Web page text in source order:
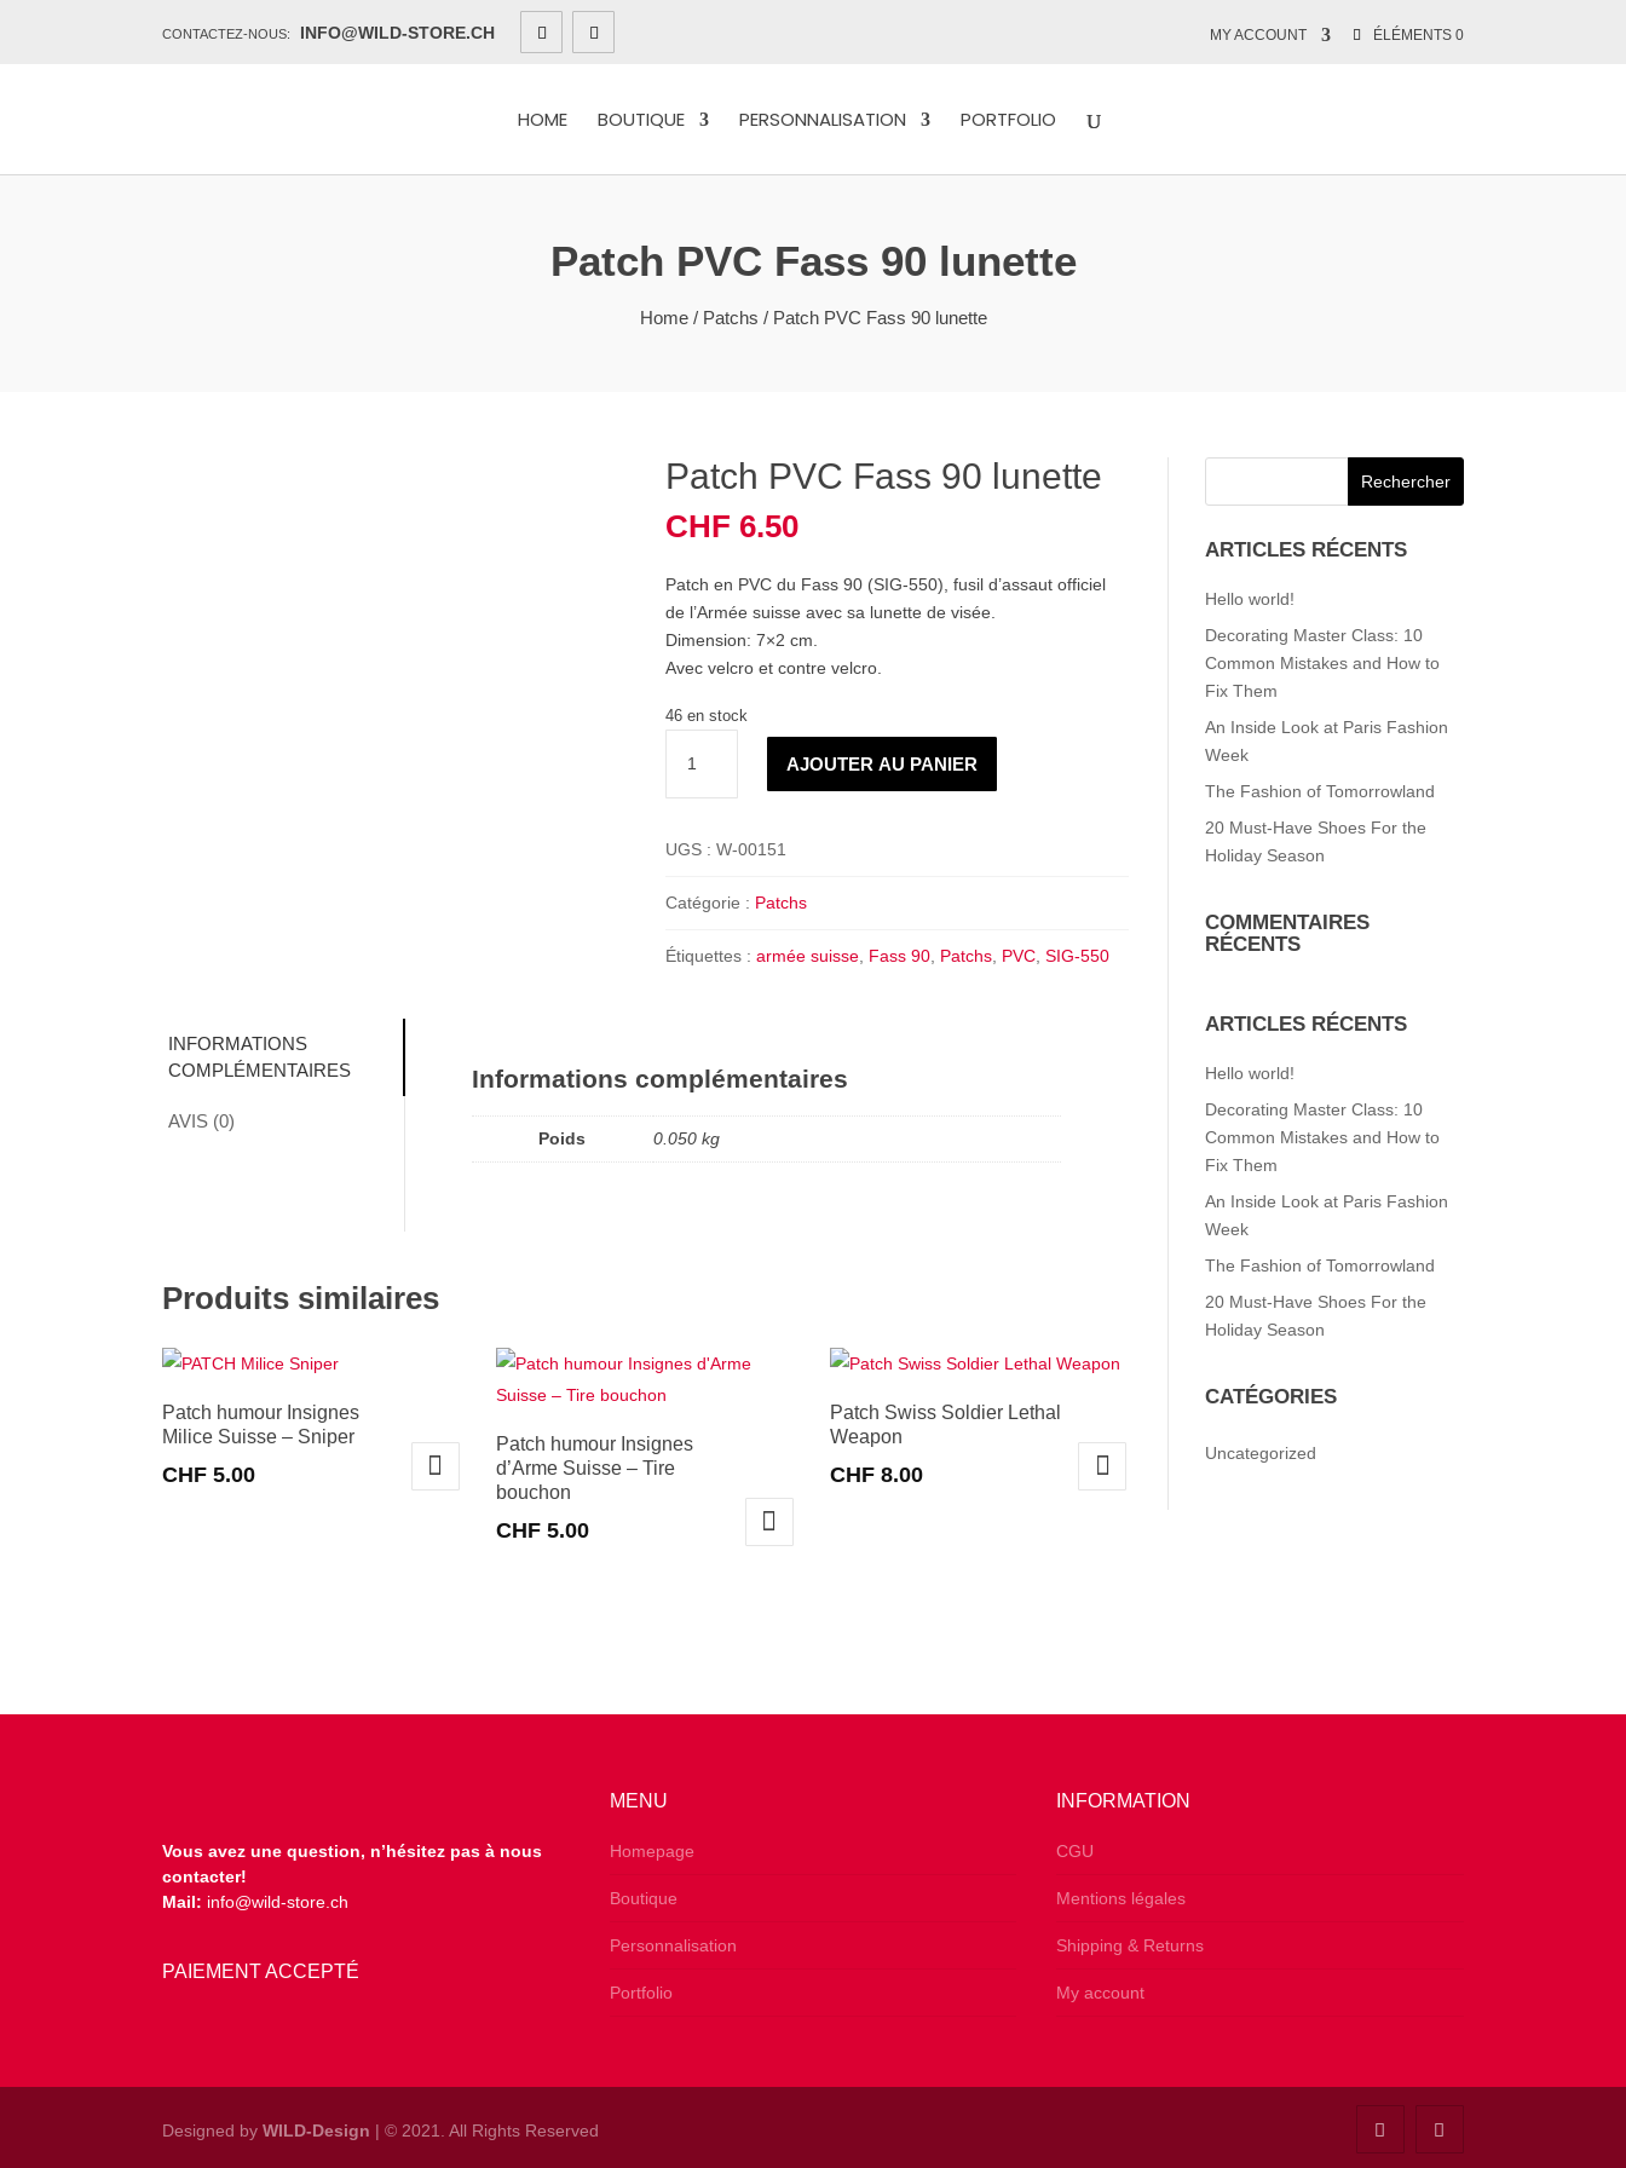
CONTACTEZ-NOUS: INFO@WILD-STORE.CH MY ACCOUNT ÉLÉMENTS 0
HOME BOUTIQUE PERSONNALISATION PORTFOLIO
Patch PVC Fass 90 lunette
Home/ Patchs / Patch PVC Fass 90 lunette
Patch PVC Fass 90 lunette
CHF 6.50
Patch en PVC du Fass 90 (SIG-550), fusil d’assaut officiel
de l’Armée suisse avec sa lunette de visée.
Dimension: 7×2 cm.
Avec velcro et contre velcro.
46 en stock
Patch
Fass
lunette
AJOUTER AU PANIER
UGS : W-00151
Catégorie : Patchs
Étiquettes : armée suisse, Fass 90, Patchs, PVC, SIG-550
INFORMATIONS
COMPLÉMENTAIRES
AVIS (0)
Informations complémentaires
Poids 0.050 kg
Produits similaires
Patch humour Insignes
Milice Suisse – Sniper
CHF 5.00
Patch humour Insignes
d’Arme Suisse – Tire
bouchon
CHF 5.00
Patch Swiss Soldier Lethal
Weapon
CHF 8.00
ARTICLES RÉCENTS
Hello world!
Decorating Master Class: 10
Common Mistakes and How to
Fix Them
An Inside Look at Paris Fashion
Week
The Fashion of Tomorrowland
20 Must-Have Shoes For the
Holiday Season
COMMENTAIRES
RÉCENTS
ARTICLES RÉCENTS
Hello world!
Decorating Master Class: 10
Common Mistakes and How to
Fix Them
An Inside Look at Paris Fashion
Week
The Fashion of Tomorrowland
20 Must-Have Shoes For the
Holiday Season
CATÉGORIES
Uncategorized
Vous avez une question, n’hésitez pas à nous
contacter!
Mail: info@wild-store.ch
PAIEMENT ACCEPTÉ
MENU
Homepage
Boutique
Personnalisation
Portfolio
INFORMATION
CGU
Mentions légales
Shipping & Returns
My account
Designed byWILD-Design | © 2021. All Rights Reserved